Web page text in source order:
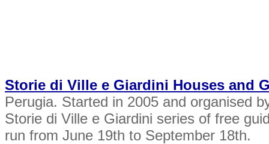
Storie di Ville e Giardini Houses and
Perugia. Started in 2005 and organised
Storie di Ville e Giardini series of free
run from June 19th to September 18th.